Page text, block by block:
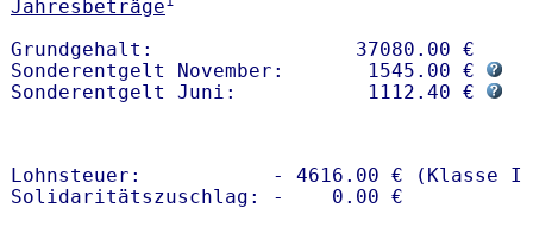
Jahresbeträge
Grundgehalt:                 37080.00 €
Sonderentgelt November:       1545.00 €
Sonderentgelt Juni:           1112.40 €
Lohnsteuer:           - 4616.00 € (Klasse I)
Solidaritätszuschlag: -    0.00 €